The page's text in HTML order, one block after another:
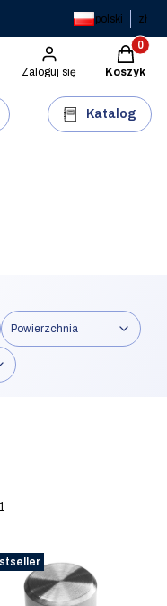
polski zł
Zaloguj się Koszyk
Katalog
Powierzchnia